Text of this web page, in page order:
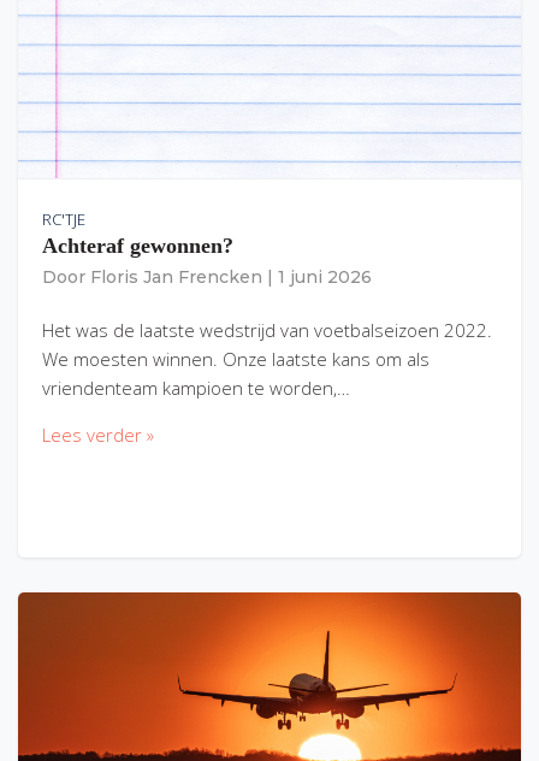
RC'TJE
Achteraf gewonnen?
Door Floris Jan Frencken 1 juni 2026
Het was de laatste wedstrijd van voetbalseizoen 2022.
We moesten winnen. Onze laatste kans om als
vriendenteam kampioen te worden,…
Lees verder »